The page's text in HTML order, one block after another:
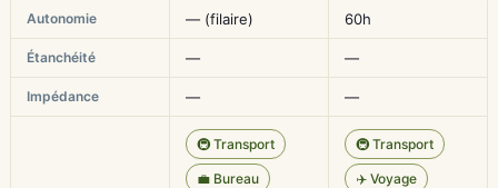
Autonomie — (filaire) 60h
Étanchéité — —
Impédance — —
🚇 Transport
💼 Bureau
🚇 Transport
✈️ Voyage